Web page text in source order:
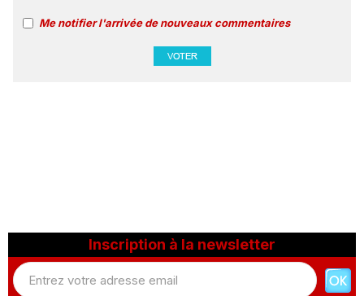
Me notifier l'arrivée de nouveaux commentaires
Inscription à la newsletter